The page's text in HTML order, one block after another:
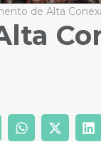
de Alta